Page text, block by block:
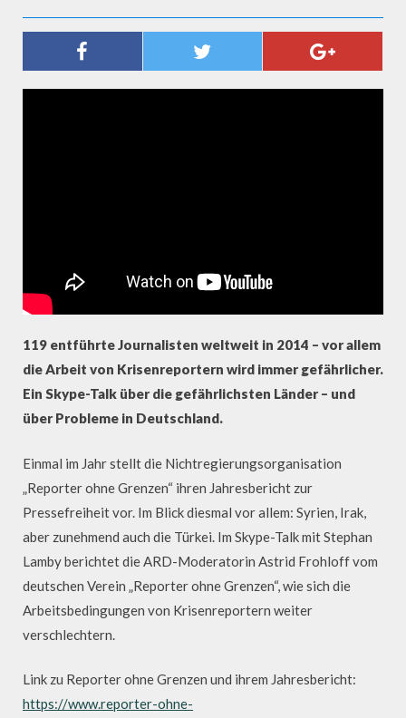
ASTRID FROHLOFF (ARD) ÜBER
GEWALT GEGEN JOURNALISTEN
119 entführte Journalisten weltweit in 2014 – vor allem
die Arbeit von Krisenreportern wird immer gefährlicher.
Ein Skype-Talk über die gefährlichsten Länder – und
über Probleme in Deutschland.
Einmal im Jahr stellt die Nichtregierungsorganisation
„Reporter ohne Grenzen“ ihren Jahresbericht zur
Pressefreiheit vor. Im Blick diesmal vor allem: Syrien, Irak,
aber zunehmend auch die Türkei. Im Skype-Talk mit Stephan
Lamby berichtet die ARD-Moderatorin Astrid Frohloff vom
deutschen Verein „Reporter ohne Grenzen“, wie sich die
Arbeitsbedingungen von Krisenreportern weiter
verschlechtern.
Link zu Reporter ohne Grenzen und ihrem Jahresbericht:
https://www.reporter-ohne-